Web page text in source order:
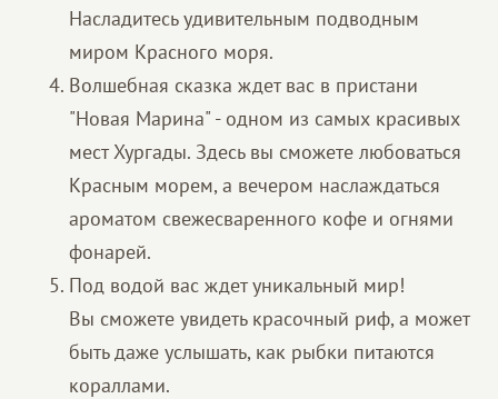
Насладитесь удивительным подводным
миром Красного моря.
Волшебная сказка ждет вас в пристани
"Новая Марина" - одном из самых красивых
мест Хургады. Здесь вы сможете любоваться
Красным морем, а вечером наслаждаться
ароматом свежесваренного кофе и огнями
фонарей.
Под водой вас ждет уникальный мир!
Вы сможете увидеть красочный риф, а может
быть даже услышать, как рыбки питаются
кораллами.